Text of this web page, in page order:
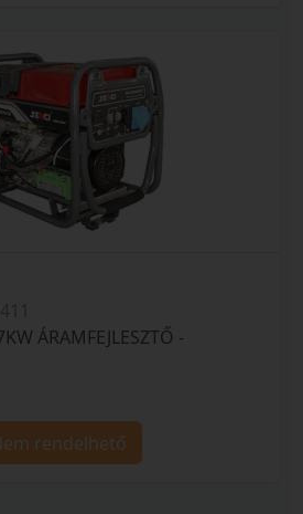
ÁRAMFEJLESZTŐ -
rendelhető